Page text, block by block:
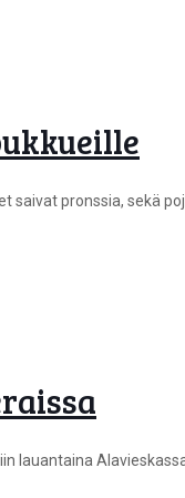
saivat pronssia, sekä
lauantaina